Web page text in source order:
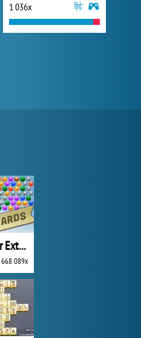
1 036x
Bubble Shooter Extreme
668 089x